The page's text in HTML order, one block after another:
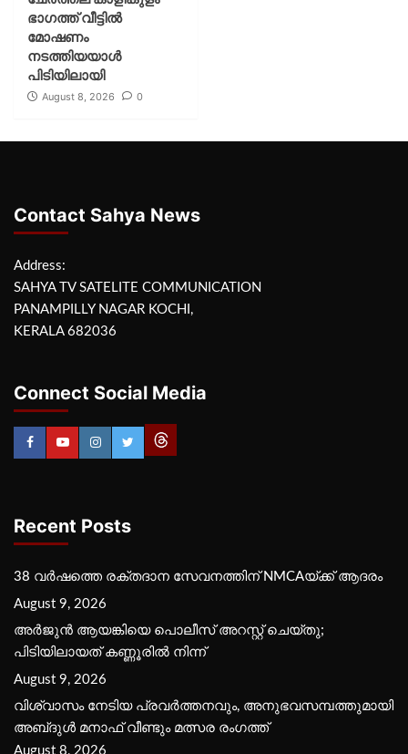
ഭാഗത്ത് വീട്ടിൽ
മോഷണം
നടത്തിയയാൾ
പിടിയിലായി
August 8, 2026 0
Contact Sahya News
Address:
SAHYA TV SATELITE COMMUNICATION
PANAMPILLY NAGAR KOCHI,
KERALA 682036
Connect Social Media
Recent Posts
38 വർഷത്തെ രക്തദാന സേവനത്തിന് NMCAയ്ക്ക് ആദരം
August 9, 2026
അർജുൻ ആയങ്കിയെ പൊലീസ് അറസ്റ്റ് ചെയ്‌തു;
പിടിയിലായത് കണ്ണൂരിൽ നിന്ന്
August 9, 2026
വിശ്വാസം നേടിയ പ്രവർത്തനവും, അനുഭവസമ്പത്തുമായി
അബ്‌ദുൾ മനാഫ് വീണ്ടും മത്സര രംഗത്ത്
August 8, 2026